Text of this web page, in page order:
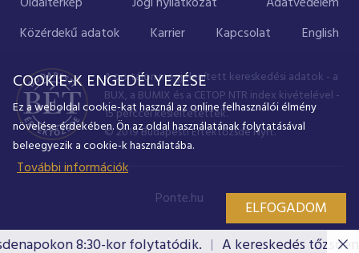
8:30-kor folytatódik. A kereskedés
Közérdekű adatok
Karrier Kapcsolat English
A portálon megjelenített kereskedési adatok - a
BUX, a BUMIX és a CETOP NTR index kivételével -
15 perccel késleltetettek.
© 2019 Budapesti Értéktőzsde Nyrt.
Ponte.hu
COOKIE-K ENGEDÉLYEZÉSE
Ez a weboldal cookie-kat használ az online felhasználói élmény
növelése érdekében. Ön az oldal használatának folytatásával
beleegyezik a cookie-k használatába.
További információk
ELFOGADOM